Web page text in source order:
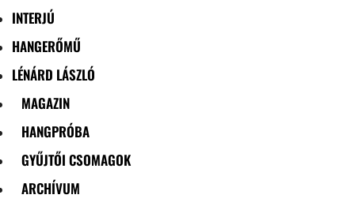
INTERJÚ
HANGERŐMŰ
LÉNÁRD LÁSZLÓ
MAGAZIN
HANGPRÓBA
GYŰJTŐI CSOMAGOK
ARCHÍVUM